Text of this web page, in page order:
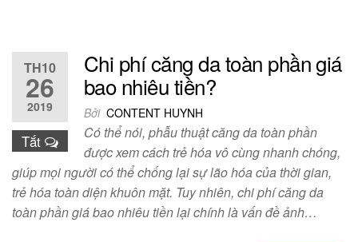
TH10
26
2019
Tắt
Chi phí căng da toàn phần giá
bao nhiêu tiền?
Bởi CONTENT HUYNH
Có thể nói, phẫu thuật căng da toàn phần
được xem cách trẻ hóa vô cùng nhanh chóng,
giúp mọi người có thể chống lại sự lão hóa của thời gian,
trẻ hóa toàn diện khuôn mặt. Tuy nhiên, chi phí căng da
toàn phần giá bao nhiêu tiền lại chính là vấn đề ảnh…